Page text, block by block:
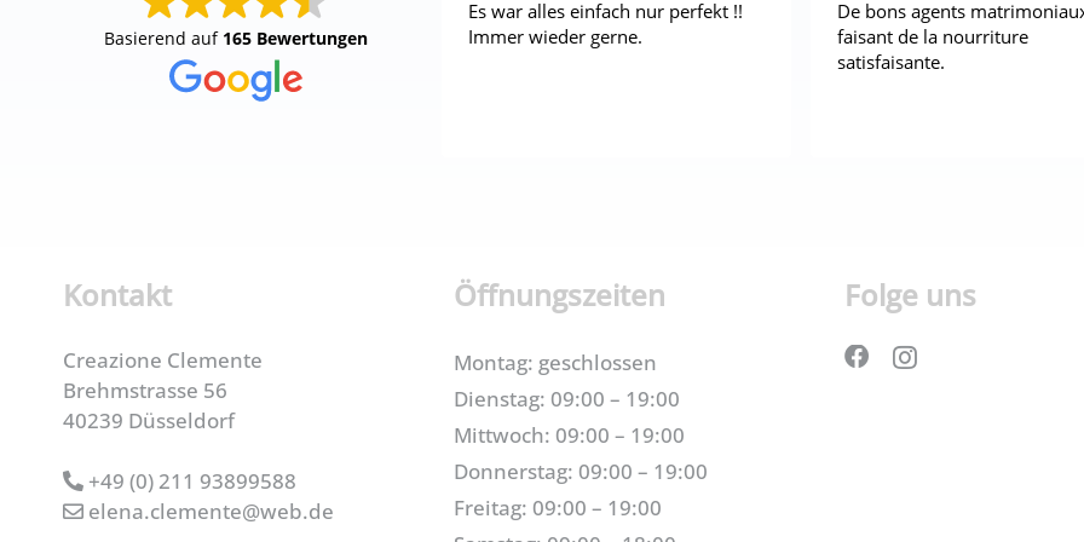
Basierend auf 165 Bewertungen
Es war alles einfach nur perfekt !!
Immer wieder gerne.
De bons agents
faisant de la nourriture
satisfaisante.
Kontakt
Creazione Clemente
Brehmstrasse 56
40239 Düsseldorf
+49 (0) 211 93899588
elena.clemente@web.de
Öffnungszeiten
Montag: geschlossen
Dienstag: 09:00 – 19:00
Mittwoch: 09:00 – 19:00
Donnerstag: 09:00 – 19:00
Freitag: 09:00 – 19:00
Folge uns